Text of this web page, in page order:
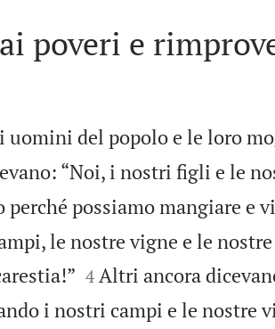
poveri e
uomini del popolo e le loro
“Noi, i nostri figli e le
possiamo mangiare e
le nostre vigne e le nostre

4 Altri ancora
i nostri campi e le nostre